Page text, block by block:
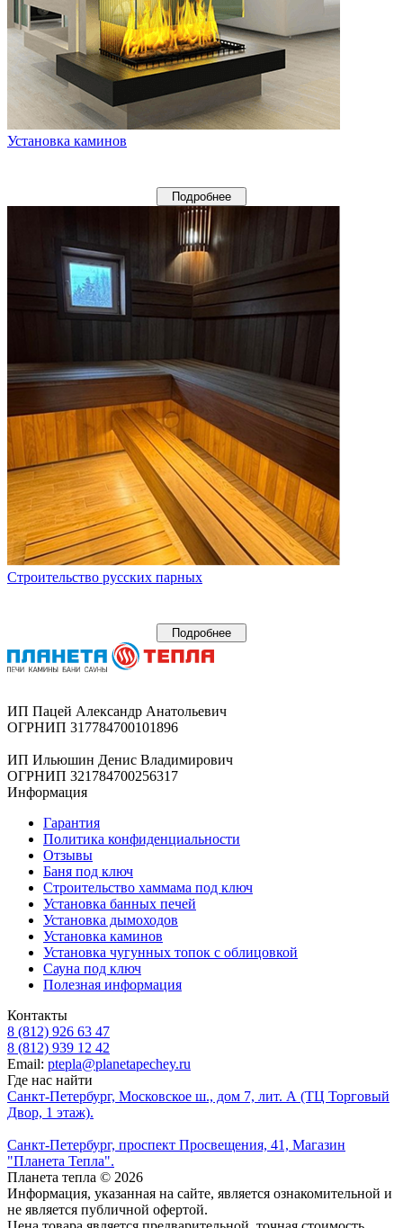
Установка каминов
Подробнее
Строительство русских парных
Подробнее
ИП Пацей Александр Анатольевич
ОГРНИП 317784700101896
ИП Ильюшин Денис Владимирович
ОГРНИП 321784700256317
Информация
Гарантия
Политика конфиденциальности
Отзывы
Баня под ключ
Строительство хаммама под ключ
Установка банных печей
Установка дымоходов
Установка каминов
Установка чугунных топок с облицовкой
Сауна под ключ
Полезная информация
Контакты
8 (812) 926 63 47
8 (812) 939 12 42
Email: ptepla@planetapechey.ru
Где нас найти
Санкт-Петербург, Московское ш., дом 7, лит. А (ТЦ Торговый
Двор, 1 этаж).
Санкт-Петербург, проспект Просвещения, 41, Магазин
"Планета Тепла".
Планета тепла © 2026
Информация, указанная на сайте, является ознакомительной и
не является публичной офертой.